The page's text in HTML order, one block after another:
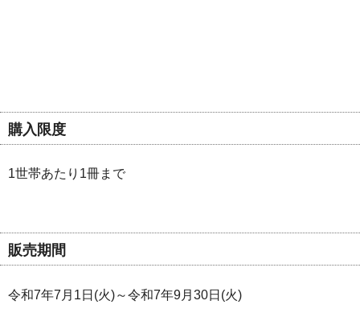
購入限度
1世帯あたり1冊まで
販売期間
令和7年7月1日(火)～令和7年9月30日(火)